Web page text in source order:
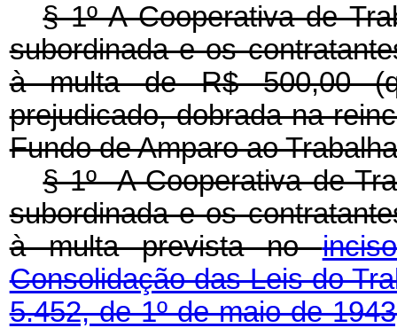
§ 1º A Cooperativa de
subordinada e os
à multa de R$ 500,00
prejudicado, dobrada na
Fundo de Amparo ao
§ 1º A Cooperativa de
subordinada e os
à multa prevista no
Consolidação das Leis do
5.452, de 1º de maio de